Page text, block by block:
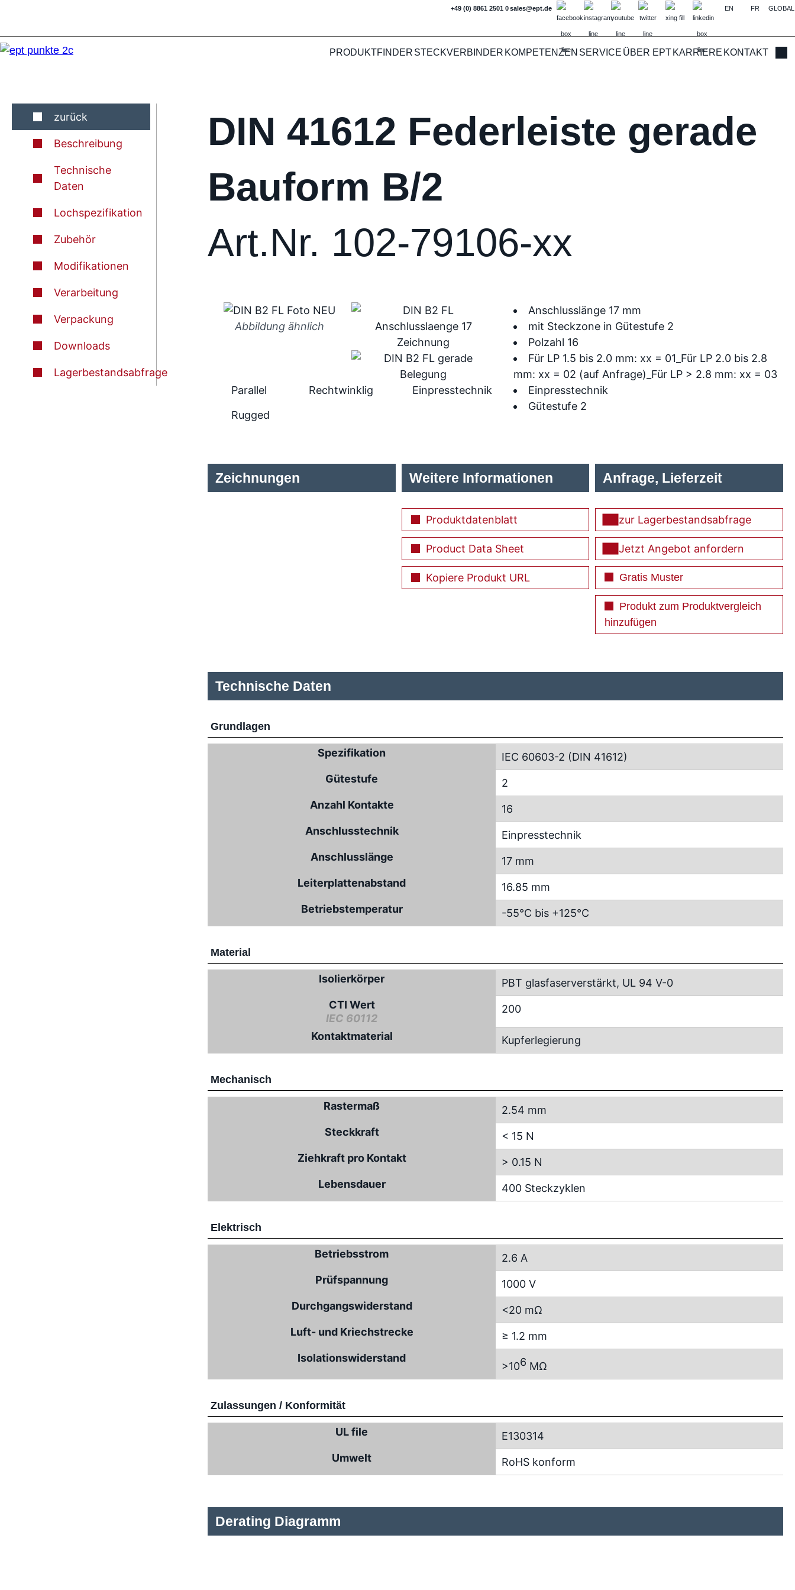
+49 (0) 8861 2501 0sales@ept.de EN FR GLOBAL
PRODUKTFINDER STECKVERBINDER KOMPETENZEN SERVICE ÜBER EPTKARRIERE KONTAKT
zurück
Beschreibung
Technische
Daten
Lochspezifikation
Zubehör
Modifikationen
Verarbeitung
Verpackung
Downloads
Lagerbestandsabfrage
DIN 41612 Federleiste gerade
Bauform B/2
Art.Nr. 102-79106-xx
Abbildung ähnlich
Anschlusslänge 17 mm
mit Steckzone in Gütestufe 2
Polzahl 16
Für LP 1.5 bis 2.0 mm: xx = 01_Für LP 2.0 bis 2.8
mm: xx = 02 (auf Anfrage)_Für LP > 2.8 mm: xx = 03
Einpresstechnik
Gütestufe 2
Parallel Rechtwinklig
Einpresstechnik
Rugged
Zeichnungen Weitere Informationen
Produktdatenblatt
Product Data Sheet
Kopiere Produkt URL
Anfrage, Lieferzeit
zur Lagerbestandsabfrage
Jetzt Angebot anfordern
Gratis Muster
Produkt zum Produktvergleich
hinzufügen
Technische Daten
Grundlagen
Spezifikation
IEC 60603-2 (DIN 41612)
Gütestufe
2
Anzahl Kontakte
16
Anschlusstechnik
Einpresstechnik
Anschlusslänge
17 mm
Leiterplattenabstand
16.85 mm
Betriebstemperatur
-55°C bis +125°C
Material
Isolierkörper
PBT glasfaserverstärkt, UL 94 V-0
CTI Wert
IEC 60112
200
Kontaktmaterial Kupferlegierung
Mechanisch
Rastermaß
2.54 mm
Steckkraft
< 15 N
Ziehkraft pro Kontakt
> 0.15 N
Lebensdauer
400 Steckzyklen
Elektrisch
Betriebsstrom
2.6 A
Prüfspannung
1000 V
Durchgangswiderstand
<20 mΩ
Luft- und Kriechstrecke
≥ 1.2 mm
Isolationswiderstand
>106 MΩ
Zulassungen / Konformität
UL file
E130314
Umwelt
RoHS konform
Derating Diagramm